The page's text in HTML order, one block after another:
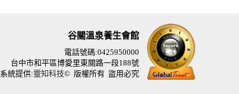
谷關溫泉養生會館
電話號碼:0425950000
台中市和平區博愛里東關路一段188號
系統提供:靈知科技© 版權所有 盜用必究